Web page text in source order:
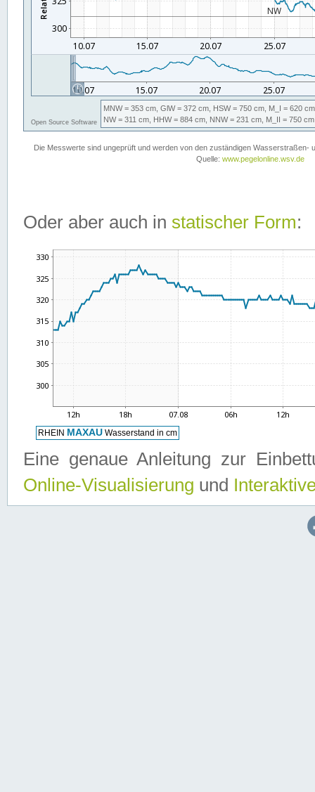
Oder aber auch in statischer Form:
Eine genaue Anleitung zur
Online-Visualisierung und